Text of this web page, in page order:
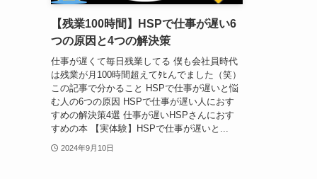
【残業100時間】HSPで仕事が遅い6
つの原因と4つの解決策
仕事が遅くて毎日残業してる 僕も会社員時代
は残業が月100時間超えてﾀﾋんでました（笑）
この記事で分かること HSPで仕事が遅いと悩
む人の6つの原因 HSPで仕事が遅い人におす
すめの解決策4選 仕事が遅いHSPさんにおす
すめの本 【実体験】HSPで仕事が遅いと...
2024年9月10日